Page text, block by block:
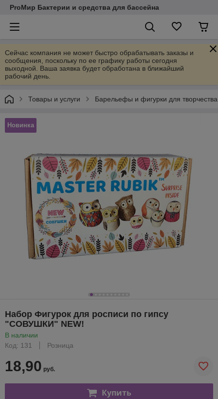
ProМир Бактерии и средства для бассейна
Сейчас компания не может быстро обрабатывать заказы и
сообщения, поскольку по ее графику работы сегодня
выходной. Ваша заявка будет обработана в ближайший
рабочий день.
Товары и услуги Барельефы и фигурки для
Новинка
Набор Фигурок для росписи по гипсу
"СОВУШКИ" NEW!
В наличии
Код: 131
Розница
18,90 руб.
Купить